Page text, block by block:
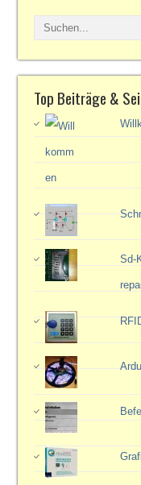
Top Beiträge &
Sd-